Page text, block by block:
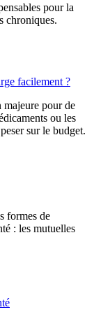
pour la
chroniques.
facilement ?
majeure pour de
ou les
sur le budget.
formes de
: les mutuelles